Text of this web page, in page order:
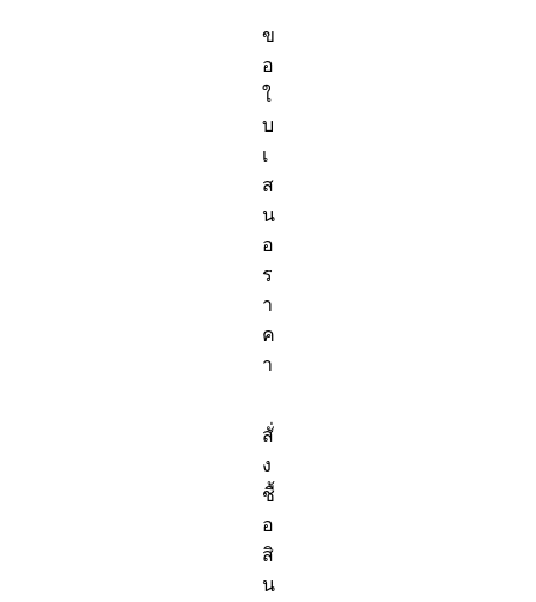
ข
อ
ใ
บ
เ
ส
น
อ
ร
า
ค
า
สั่
ง
ชื้
อ
สิ
น